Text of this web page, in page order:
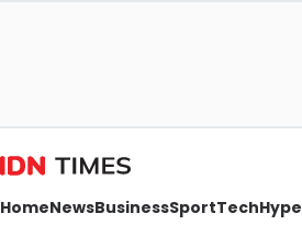
HomeNewsBusinessSportTechHype